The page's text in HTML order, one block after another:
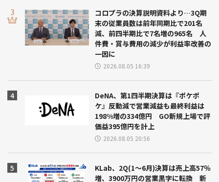
コロプラの決算説明資料より…3Q期
末の従業員数は前年同期比で201名
減、前四半期比で7名増の965名 人
件費・賞与費用の減少が利益率改善の
一因に
2026.08.05 16:39
DeNA、第1四半期決算は『ポケポ
ケ』反動減で営業減益も最終利益は
198%増の334億円 GO新規上場で評
価益395億円を計上
2026.08.05 20:56
KLab、2Q(1～6月)決算は売上高57％
増、3900万円の営業黒字に転換 新